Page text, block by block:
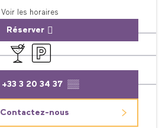
Voir les horaires
Réserver
Bar / Buvette
Parking
+33 3 20 34 37 ▒▒
Contactez-nous